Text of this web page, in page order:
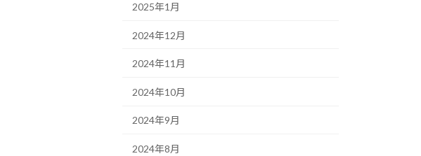
2025年1月
2024年12月
2024年11月
2024年10月
2024年9月
2024年8月